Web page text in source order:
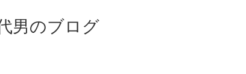
男のブログ